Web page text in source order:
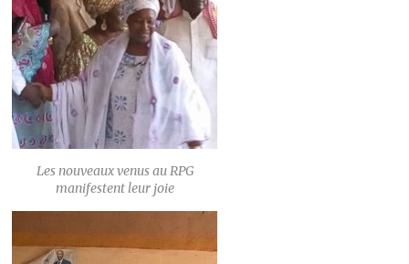
Les nouveaux venus au RPG
manifestent leur joie